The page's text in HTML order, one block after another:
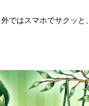
ではスマホでサクッと